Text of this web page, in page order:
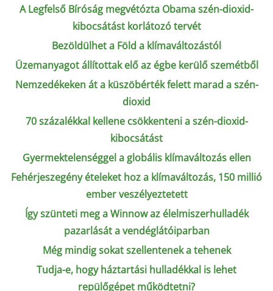
A Legfelső Bíróság megvétózta Obama szén-dioxid-
kibocsátást korlátozó tervét
Bezöldülhet a Föld a klímaváltozástól
Üzemanyagot állítottak elő az égbe kerülő szemétből
Nemzedékeken át a küszöbérték felett marad a szén-
dioxid
70 százalékkal kellene csökkenteni a szén-dioxid-
kibocsátást
Gyermektelenséggel a globális klímaváltozás ellen
Fehérjeszegény ételeket hoz a klímaváltozás, 150 millió
ember veszélyeztetett
Így szünteti meg a Winnow az élelmiszerhulladék
pazarlását a vendéglátóiparban
Még mindig sokat szellentenek a tehenek
Tudja-e, hogy háztartási hulladékkal is lehet
repülőgépet működtetni?